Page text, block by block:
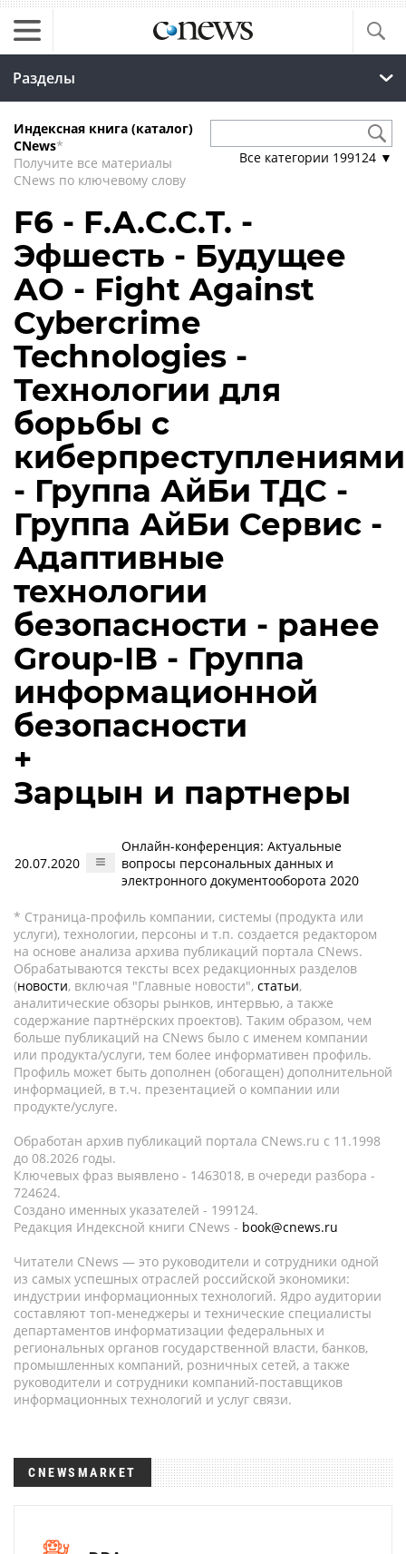
Разделы
Индексная книга (каталог)
CNews*
Получите все материалы
CNews по ключевому слову
Все категории 199124 ▼
F6 - F.A.С.С.T. -
Эфшесть - Будущее
АО - Fight Against
Cybercrime
Technologies -
Технологии для
борьбы с
киберпреступлениями
- Группа АйБи ТДС -
Группа АйБи Сервис -
Адаптивные
технологии
безопасности - ранее
Group-IB - Группа
информационной
безопасности
+
Зарцын и партнеры
20.07.2020
Онлайн-конференция: Актуальные
вопросы персональных данных и
электронного документооборота 2020
* Страница-профиль компании, системы (продукта или
услуги), технологии, персоны и т.п. создается редактором
на основе анализа архива публикаций портала CNews.
Обрабатываются тексты всех редакционных разделов
(новости, включая "Главные новости", статьи,
аналитические обзоры рынков, интервью, а также
содержание партнёрских проектов). Таким образом, чем
больше публикаций на CNews было с именем компании
или продукта/услуги, тем более информативен профиль.
Профиль может быть дополнен (обогащен) дополнительной
информацией, в т.ч. презентацией о компании или
продукте/услуге.
Обработан архив публикаций портала CNews.ru c 11.1998
до 08.2026 годы.
Ключевых фраз выявлено - 1463018, в очереди разбора -
724624.
Создано именных указателей - 199124.
Редакция Индексной книги CNews - book@cnews.ru
Читатели CNews — это руководители и сотрудники одной
из самых успешных отраслей российской экономики:
индустрии информационных технологий. Ядро аудитории
составляют топ-менеджеры и технические специалисты
департаментов информатизации федеральных и
региональных органов государственной власти, банков,
промышленных компаний, розничных сетей, а также
руководители и сотрудники компаний-поставщиков
информационных технологий и услуг связи.
CNEWSMARKET